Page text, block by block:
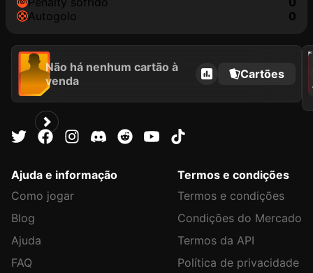
autogolo
0
Não há nenhum cartão à
venda
Cartões
2025
Ajuda e informação
Como jogar
Blog
Ajuda
FAQ
Termos e condições
Termos e condições
Condições do Mercado
Termos da API
Política de privacidade